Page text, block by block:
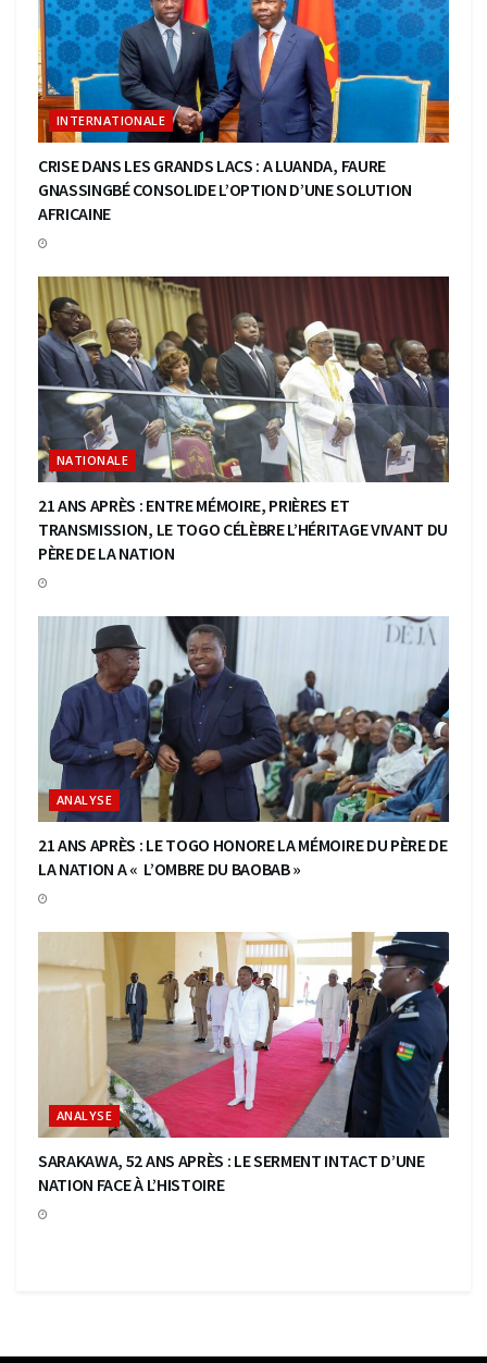
INTERNATIONALE
CRISE DANS LES GRANDS LACS : A LUANDA, FAURE
GNASSINGBÉ CONSOLIDE L’OPTION D’UNE SOLUTION
AFRICAINE
NATIONALE
21 ANS APRÈS : ENTRE MÉMOIRE, PRIÈRES ET
TRANSMISSION, LE TOGO CÉLÈBRE L’HÉRITAGE VIVANT DU
PÈRE DE LA NATION
ANALYSE
21 ANS APRÈS : LE TOGO HONORE LA MÉMOIRE DU PÈRE DE
LA NATION A « L’OMBRE DU BAOBAB »
ANALYSE
SARAKAWA, 52 ANS APRÈS : LE SERMENT INTACT D’UNE
NATION FACE À L’HISTOIRE